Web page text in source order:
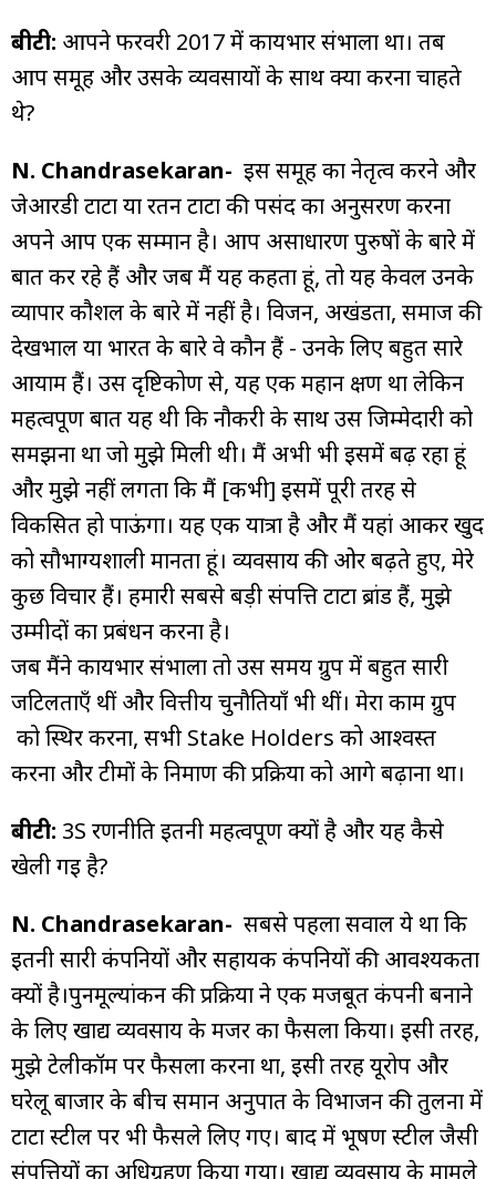
बीटी: आपने फरवरी 2017 में कार्यभार संभाला था। तब
आप समूह और उसके व्यवसायों के साथ क्या करना चाहते
थे?
N. Chandrasekaran- इस समूह का नेतृत्व करने और
जेआरडी टाटा या रतन टाटा की पसंद का अनुसरण करना
अपने आप एक सम्मान है। आप असाधारण पुरुषों के बारे में
बात कर रहे हैं और जब मैं यह कहता हूं, तो यह केवल उनके
व्यापार कौशल के बारे में नहीं है। विजन, अखंडता, समाज की
देखभाल या भारत के बारे वे कौन हैं - उनके लिए बहुत सारे
आयाम हैं। उस दृष्टिकोण से, यह एक महान क्षण था लेकिन
महत्वपूर्ण बात यह थी कि नौकरी के साथ उस जिम्मेदारी को
समझना था जो मुझे मिली थी। मैं अभी भी इसमें बढ़ रहा हूं
और मुझे नहीं लगता कि मैं [कभी] इसमें पूरी तरह से
विकसित हो पाऊंगा। यह एक यात्रा है और मैं यहां आकर खुद
को सौभाग्यशाली मानता हूं। व्यवसाय की ओर बढ़ते हुए, मेरे
कुछ विचार हैं। हमारी सबसे बड़ी संपत्ति टाटा ब्रांड हैं, मुझे
उम्मीदों का प्रबंधन करना है।
जब मैंने कार्यभार संभाला तो उस समय ग्रुप में बहुत सारी
जटिलताएँ थीं और वित्तीय चुनौतियाँ भी थीं। मेरा काम ग्रुप
को स्थिर करना, सभी Stake Holders को आश्वस्त
करना और टीमों के निर्माण की प्रक्रिया को आगे बढ़ाना था।
बीटी: 3S रणनीति इतनी महत्वपूर्ण क्यों है और यह कैसे
खेली गई है?
N. Chandrasekaran- सबसे पहला सवाल ये था कि
इतनी सारी कंपनियों और सहायक कंपनियों की आवश्यकता
क्यों है।पुनर्मूल्यांकन की प्रक्रिया ने एक मजबूत कंपनी बनाने
के लिए खाद्य व्यवसाय के मर्जर का फैसला किया। इसी तरह,
मुझे टेलीकॉम पर फैसला करना था, इसी तरह यूरोप और
घरेलू बाजार के बीच समान अनुपात के विभाजन की तुलना में
टाटा स्टील पर भी फैसले लिए गए। बाद में भूषण स्टील जैसी
संपत्तियों का अधिग्रहण किया गया। खाद्य व्यवसाय के मामले